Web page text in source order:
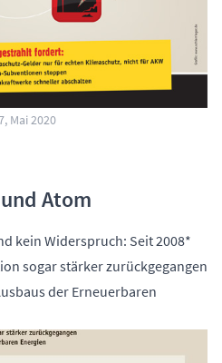
Mai 2020
Atom
kein Widerspruch: Seit 2008*
sogar stärker zurückgegangen
der Erneuerbaren